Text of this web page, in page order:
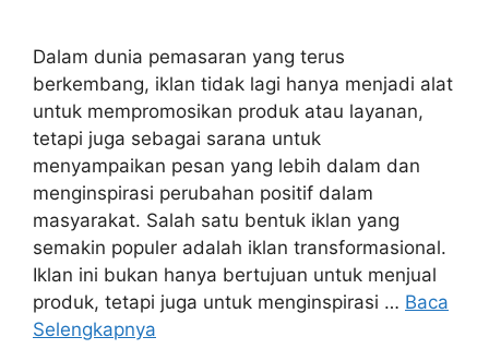
Dalam dunia pemasaran yang terus
berkembang, iklan tidak lagi hanya menjadi alat
untuk mempromosikan produk atau layanan,
tetapi juga sebagai sarana untuk
menyampaikan pesan yang lebih dalam dan
menginspirasi perubahan positif dalam
masyarakat. Salah satu bentuk iklan yang
semakin populer adalah iklan transformasional.
Iklan ini bukan hanya bertujuan untuk menjual
produk, tetapi juga untuk menginspirasi … Baca
Selengkapnya